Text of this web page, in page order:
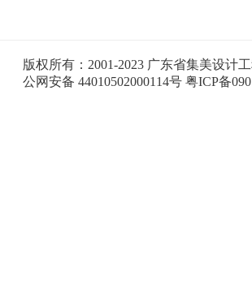
版权所有：2001-2023 广东省集美设计
公网安备 44010502000114号 粤ICP备